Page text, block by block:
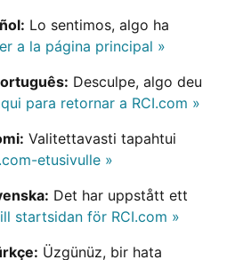
Lo sentimos, algo ha
a la página principal »
Desculpe, algo deu
para retornar a RCI.com »
Valitettavasti tapahtui
etusivulle »
Det har uppstått ett
startsidan för RCI.com »
Üzgünüz, bir hata